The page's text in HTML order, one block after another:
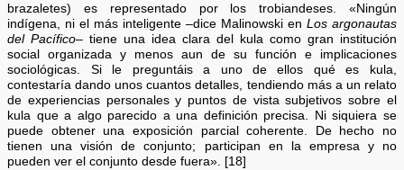
brazaletes) es representado por los trobiandeses. «Ningún
indígena, ni el más inteligente –dice Malinowski en Los argonautas
del Pacífico– tiene una idea clara del kula como gran institución
social organizada y menos aun de su función e implicaciones
sociológicas. Si le preguntáis a uno de ellos qué es kula,
contestaría dando unos cuantos detalles, tendiendo más a un relato
de experiencias personales y puntos de vista subjetivos sobre el
kula que a algo parecido a una definición precisa. Ni siquiera se
puede obtener una exposición parcial coherente. De hecho no
tienen una visión de conjunto; participan en la empresa y no
pueden ver el conjunto desde fuera». [18]